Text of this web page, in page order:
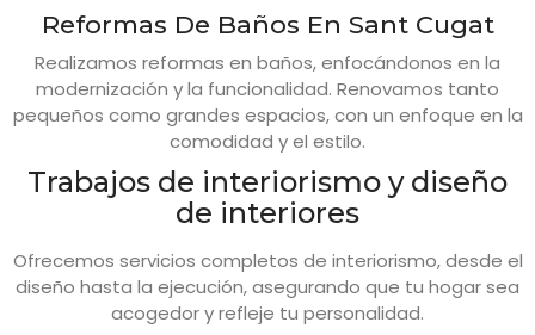
Reformas De Baños En Sant Cugat
Realizamos reformas en baños, enfocándonos en la
modernización y la funcionalidad. Renovamos tanto
pequeños como grandes espacios, con un enfoque en la
comodidad y el estilo.
Trabajos de interiorismo y diseño
de interiores
Ofrecemos servicios completos de interiorismo, desde el
diseño hasta la ejecución, asegurando que tu hogar sea
acogedor y refleje tu personalidad.